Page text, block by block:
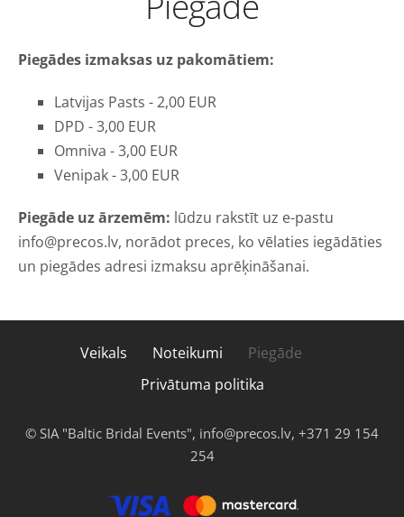
Piegādes izmaksas uz pakomātiem:
Latvijas Pasts - 2,00 EUR
DPD - 3,00 EUR
Omniva - 3,00 EUR
Venipak - 3,00 EUR
Piegāde uz ārzemēm: lūdzu rakstīt uz e-pastu
info@precos.lv, norādot preces, ko vēlaties iegādāties
un piegādes adresi izmaksu aprēķināšanai.
Veikals Noteikumi
Piegāde
Privātuma politika
© SIA "Baltic Bridal Events", info@precos.lv, +371 29 154
254